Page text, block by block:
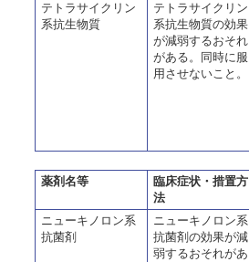
テトラサイクリン
系抗生物質
テトラサイクリン
系抗生物質の効果
が減弱するおそれ
がある。同時に服
用させないこと。
薬剤名等
臨床症状・措置方
法
ニューキノロン系
抗菌剤
ニューキノロン系
抗菌剤の効果が減
弱するおそれがあ